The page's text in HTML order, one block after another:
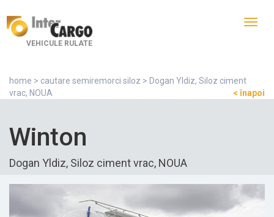
VEHICULE RULATE
home > cautare semiremorci siloz > Dogan Yldiz, Siloz ciment
vrac, NOUA
< înapoi
Winton
Dogan Yldiz, Siloz ciment vrac, NOUA